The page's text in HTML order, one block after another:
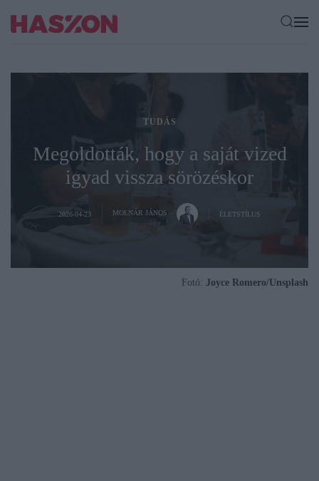
TUDÁS
Megoldották, hogy a saját vized
igyad vissza sörözéskor
2026-04-23 MOLNÁR JÁNOS ÉLETSTÍLUS
Fotó: Joyce Romero/Unsplash